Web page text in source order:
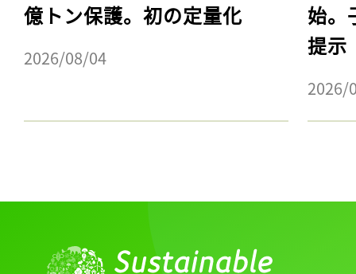
億トン保護。初の定量化
2026/08/04
始。
提示
2026/
記事をお気に入りに
ログインが必
ログイン